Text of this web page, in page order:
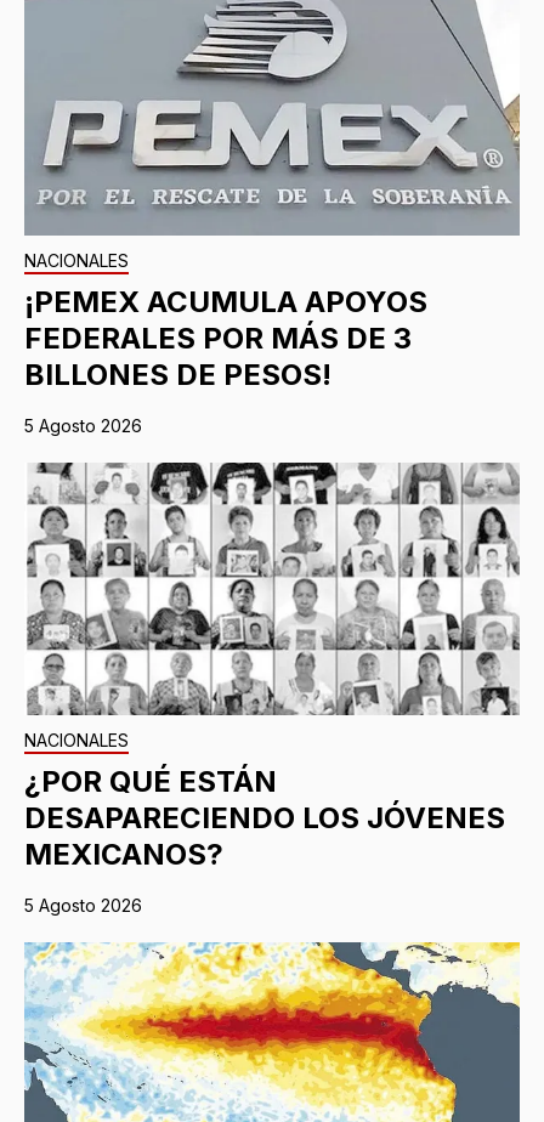
NACIONALES
¡PEMEX ACUMULA APOYOS
FEDERALES POR MÁS DE 3
BILLONES DE PESOS!
5 Agosto 2026
NACIONALES
¿POR QUÉ ESTÁN
DESAPARECIENDO LOS JÓVENES
MEXICANOS?
5 Agosto 2026